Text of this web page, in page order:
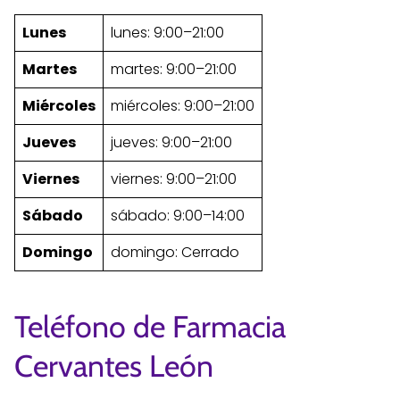
Lunes
lunes: 9:00–21:00
Martes
martes: 9:00–21:00
Miércoles
miércoles: 9:00–21:00
Jueves
jueves: 9:00–21:00
Viernes
viernes: 9:00–21:00
Sábado
sábado: 9:00–14:00
Domingo
domingo: Cerrado
Teléfono de Farmacia
Cervantes León